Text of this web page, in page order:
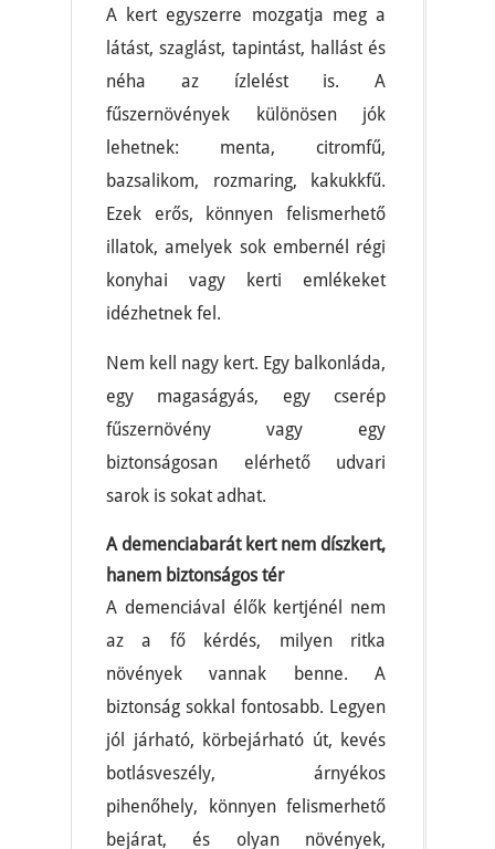
A kert egyszerre mozgatja meg a
látást, szaglást, tapintást, hallást és
néha az ízlelést is. A
fűszernövények különösen jók
lehetnek: menta, citromfű,
bazsalikom, rozmaring, kakukkfű.
Ezek erős, könnyen felismerhető
illatok, amelyek sok embernél régi
konyhai vagy kerti emlékeket
idézhetnek fel.
Nem kell nagy kert. Egy balkonláda,
egy magaságyás, egy cserép
fűszernövény vagy egy
biztonságosan elérhető udvari
sarok is sokat adhat.
A demenciabarát kert nem díszkert,
hanem biztonságos tér
A demenciával élők kertjénél nem
az a fő kérdés, milyen ritka
növények vannak benne. A
biztonság sokkal fontosabb. Legyen
jól járható, körbejárható út, kevés
botlásveszély, árnyékos
pihenőhely, könnyen felismerhető
bejárat, és olyan növények,